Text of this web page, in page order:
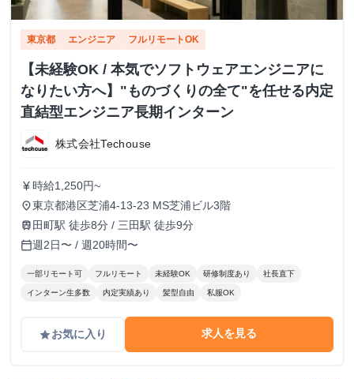
東京都 エンジニア フルリモートOK
【未経験OK / 本気でソフトウェアエンジニアに
なりたい方へ】"ものづくりの全て"を任せる内定
直結型エンジニア長期インターン
株式会社Techouse
currency_yen 時給1,250円~
place東京都港区芝浦4-13-23 MS芝浦ビル3階
train 田町駅 徒歩8分 / 三田駅 徒歩9分
calendar_today週2日〜 / 週20時間〜
一部リモート可 フルリモート 未経験OK 研修制度あり 社長直下
インターン生多数 内定実績あり 髪型自由 私服OK
gradeお気に入り 求人を見る